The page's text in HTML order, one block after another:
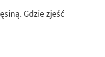
Gdzie zjeść